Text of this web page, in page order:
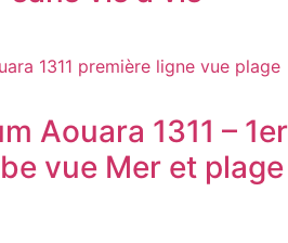
Aouara 1311 – 1er
vue Mer et plage